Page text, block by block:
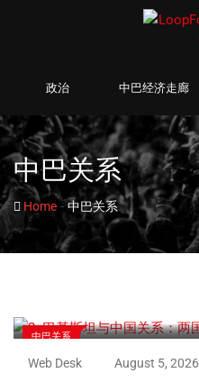
政治 中巴经济走廊
中巴关系
Home -中巴关系
中巴关系
Web Desk August 5, 2026